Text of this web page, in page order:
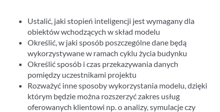
Ustalić, jaki stopień inteligencji jest wymagany dla
obiektów wchodzących w skład modelu
Określić, w jaki sposób poszczególne dane będą
wykorzystywane w ramach cyklu życia budynku
Określić sposób i czas przekazywania danych
pomiędzy uczestnikami projektu
Rozważyć inne sposoby wykorzystania modelu, dzięki
którym będzie można rozszerzyć zakres usług
oferowanych klientowi np. o analizy, symulacje czy